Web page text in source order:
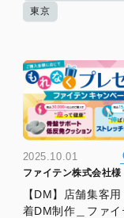
東京
2025.10.01
ファイテン株式会社様
【DM】店舗集客
着DM制作＿ファイ